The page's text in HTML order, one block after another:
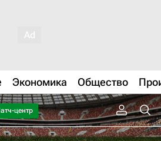
Экономика Общество
центр